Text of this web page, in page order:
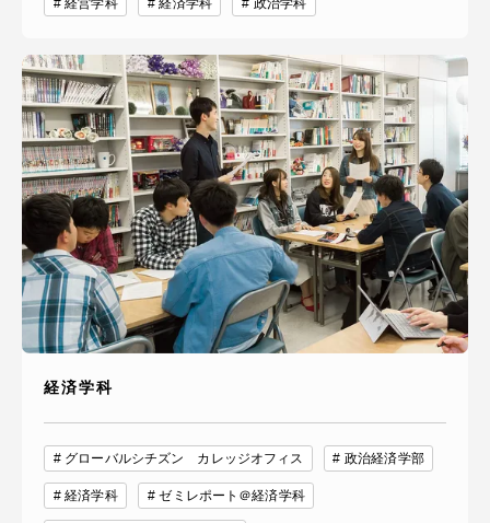
経営学科 経済学科 政治学科
経済学科
グローバルシチズン カレッジオフィス 政治経済学部
経済学科 ゼミレポート＠経済学科